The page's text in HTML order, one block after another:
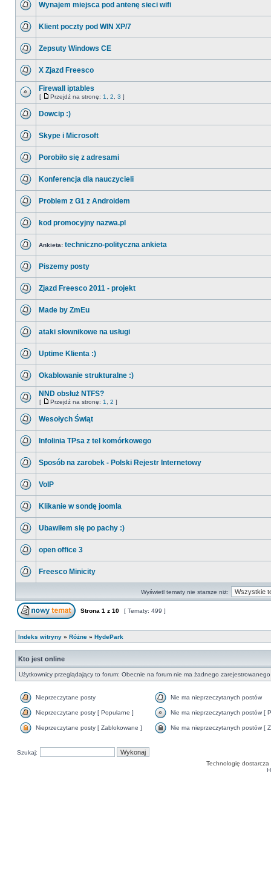
Wynajem miejsca pod antenę sieci wifi
Klient poczty pod WIN XP/7
Zepsuty Windows CE
X Zjazd Freesco
Firewall iptables
[ Przejdź na stronę: 1 2 3 ]
Dowcip :)
Skype i Microsoft
Porobiło się z adresami
Konferencja dla nauczycieli
Problem z G1 z Androidem
kod promocyjny nazwa.pl
Ankieta: techniczno-polityczna ankieta
Piszemy posty
Zjazd Freesco 2011 - projekt
Made by ZmEu
ataki słownikowe na usługi
Uptime Klienta :)
Okablowanie strukturalne :)
NND obsłuż NTFS?
[ Przejdź na stronę: 1 2 ]
Wesołych Świąt
Infolinia TPsa z tel komórkowego
Sposób na zarobek - Polski Rejestr Internetowy
VoIP
Klikanie w sondę joomla
Ubawiłem się po pachy :)
open office 3
Freesco Minicity
Wyświetl tematy nie starsze niż:
Strona 1 z 10 [ Tematy: 499 ]
Indeks witryny » Różne » HydePark
Kto jest online
Użytkownicy przeglądający to forum: Obecnie na forum nie ma żadnego
Nieprzeczytane posty Nie ma nieprzeczytanych postów
Nieprzeczytane posty [ Popularne ] Nie ma nieprzeczytanych postów [
Nieprzeczytane posty [ Zablokowane ] Nie ma nieprzeczytanych postów [
Szukaj:
Technologię dostarcza